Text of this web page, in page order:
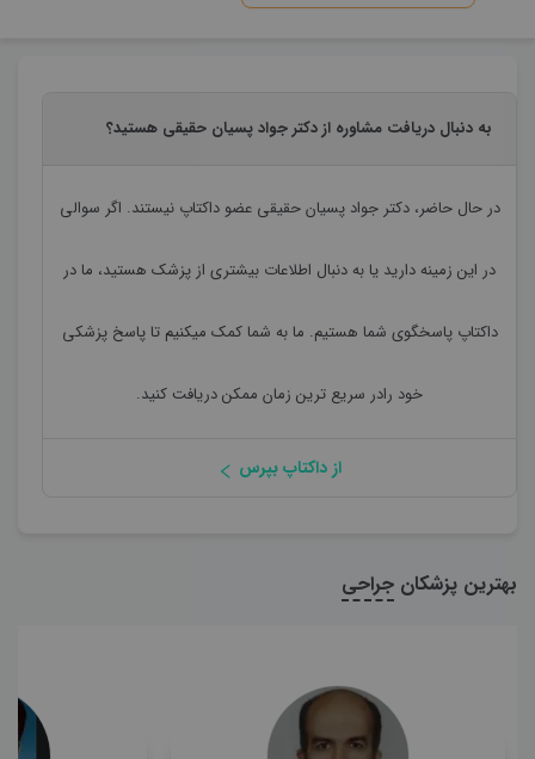
به دنبال دریافت مشاوره از دکتر جواد پسیان حقیقی هستید؟
در حال حاضر،دکتر جواد پسیان حقیقی عضو داکتاپ نیستند. اگر سوالی
در این زمینه دارید یا به دنبال اطلاعات بیشتری از پزشک هستید، ما در
داکتاپ پاسخگوی شما هستیم. ما به شما کمک میکنیم تا پاسخ پزشکی
خود رادر سریع ترین زمان ممکن دریافت کنید.
از داکتاپ بپرس
بهترین پزشکان جراحی